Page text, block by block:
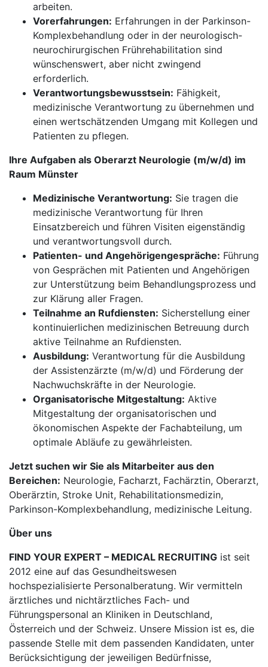
arbeiten.
Vorerfahrungen: Erfahrungen in der Parkinson-
Komplexbehandlung oder in der neurologisch-
neurochirurgischen Frührehabilitation sind
wünschenswert, aber nicht zwingend
erforderlich.
Verantwortungsbewusstsein: Fähigkeit,
medizinische Verantwortung zu übernehmen und
einen wertschätzenden Umgang mit Kollegen und
Patienten zu pflegen.
Ihre Aufgaben als Oberarzt Neurologie (m/w/d) im
Raum Münster
Medizinische Verantwortung: Sie tragen die
medizinische Verantwortung für Ihren
Einsatzbereich und führen Visiten eigenständig
und verantwortungsvoll durch.
Patienten- und Angehörigengespräche: Führung
von Gesprächen mit Patienten und Angehörigen
zur Unterstützung beim Behandlungsprozess und
zur Klärung aller Fragen.
Teilnahme an Rufdiensten: Sicherstellung einer
kontinuierlichen medizinischen Betreuung durch
aktive Teilnahme an Rufdiensten.
Ausbildung: Verantwortung für die Ausbildung
der Assistenzärzte (m/w/d) und Förderung der
Nachwuchskräfte in der Neurologie.
Organisatorische Mitgestaltung: Aktive
Mitgestaltung der organisatorischen und
ökonomischen Aspekte der Fachabteilung, um
optimale Abläufe zu gewährleisten.
Jetzt suchen wir Sie als Mitarbeiter aus den
Bereichen: Neurologie, Facharzt, Fachärztin, Oberarzt,
Oberärztin, Stroke Unit, Rehabilitationsmedizin,
Parkinson-Komplexbehandlung, medizinische Leitung.
Über uns
FIND YOUR EXPERT – MEDICAL RECRUITING ist seit
2012 eine auf das Gesundheitswesen
hochspezialisierte Personalberatung. Wir vermitteln
ärztliches und nichtärztliches Fach- und
Führungspersonal an Kliniken in Deutschland,
Österreich und der Schweiz. Unsere Mission ist es, die
passende Stelle mit dem passenden Kandidaten, unter
Berücksichtigung der jeweiligen Bedürfnisse,